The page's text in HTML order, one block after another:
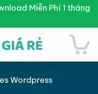
Miễn Phí 1 tháng
Wordpress